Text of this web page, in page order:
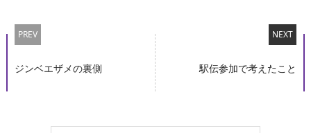
PREV
ジンベエザメの裏側
NEXT
駅伝参加で考えたこと